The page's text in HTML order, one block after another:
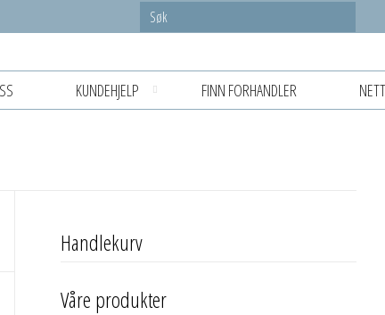
KUNDEHJELP FINN FORHANDLER
Handlekurv
Våre produkter